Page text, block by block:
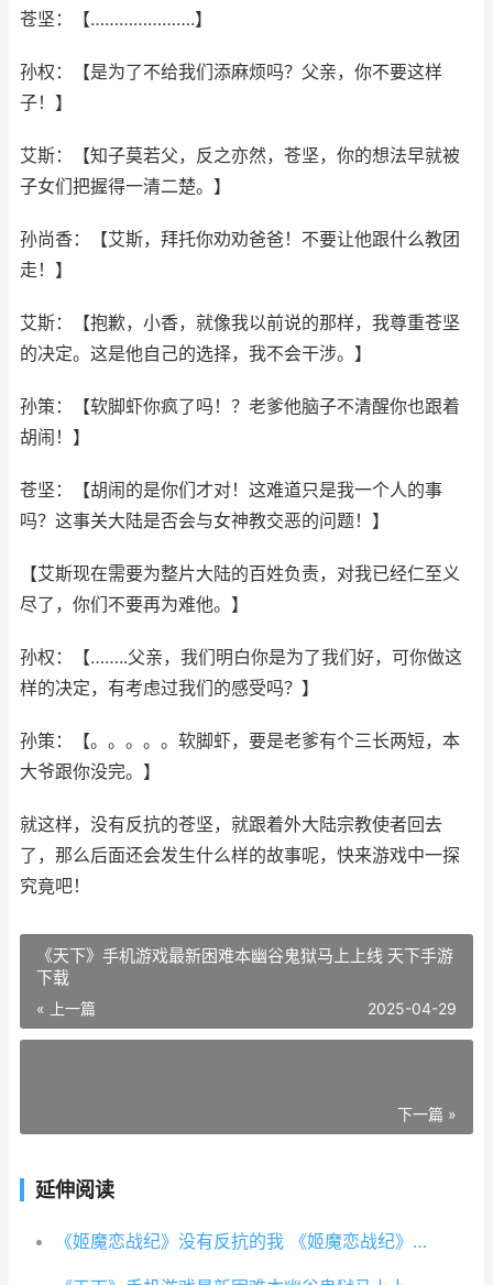
苍坚：【………………….】
孙权：【是为了不给我们添麻烦吗？父亲，你不要这样
子！】
艾斯：【知子莫若父，反之亦然，苍坚，你的想法早就被
子女们把握得一清二楚。】
孙尚香：【艾斯，拜托你劝劝爸爸！不要让他跟什么教团
走！】
艾斯：【抱歉，小香，就像我以前说的那样，我尊重苍坚
的决定。这是他自己的选择，我不会干涉。】
孙策：【软脚虾你疯了吗！？老爹他脑子不清醒你也跟着
胡闹！】
苍坚：【胡闹的是你们才对！这难道只是我一个人的事
吗？这事关大陆是否会与女神教交恶的问题！】
【艾斯现在需要为整片大陆的百姓负责，对我已经仁至义
尽了，你们不要再为难他。】
孙权：【……..父亲，我们明白你是为了我们好，可你做这
样的决定，有考虑过我们的感受吗？】
孙策：【。。。。。软脚虾，要是老爹有个三长两短，本
大爷跟你没完。】
就这样，没有反抗的苍坚，就跟着外大陆宗教使者回去
了，那么后面还会发生什么样的故事呢，快来游戏中一探
究竟吧！
《天下》手机游戏最新困难本幽谷鬼狱马上上线 天下手游
下载
« 上一篇 2025-04-29
下一篇 »
延伸阅读
《姬魔恋战纪》没有反抗的我 《姬魔恋战纪》游戏解说视频